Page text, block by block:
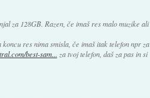
za 128GB. Razen, če imaš res malo muzike ali
res nima smisla, če imaš itak telefon npr za
best-sam... za tvoj telefon, daš za pas in si